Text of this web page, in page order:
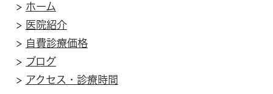
> ホーム
> 医院紹介
> 自費診療価格
> ブログ
> アクセス・診療時間